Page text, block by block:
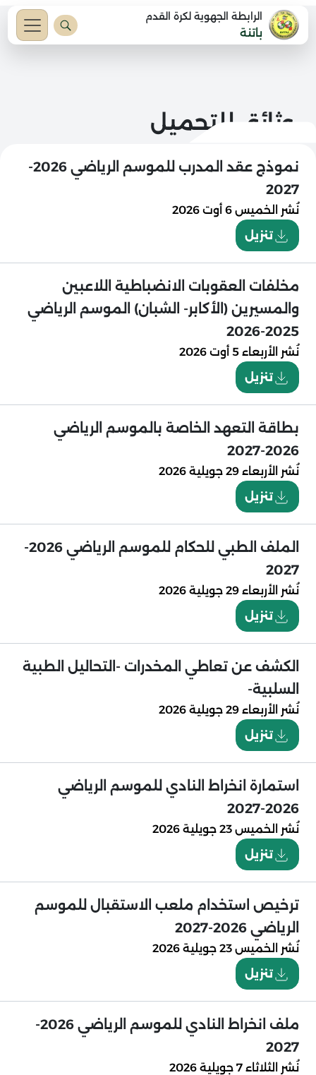
الرابطة الجهوية لكرة القدم
باتنة
وثائق للتحميل
نموذج عقد المدرب للموسم الرياضي 2026-
2027
نُشر
الخميس 6 أوت 2026
تنزيل
مخلفات العقوبات الانضباطية اللاعبين
والمسيرين (الأكابر- الشبان) الموسم الرياضي
2025-2026
نُشر الأربعاء 5 أوت 2026
تنزيل
بطاقة التعهد الخاصة بالموسم الرياضي
2026-2027
نُشر الأربعاء 29 جويلية 2026
تنزيل
الملف الطبي للحكام للموسم الرياضي 2026-
2027
نُشر الأربعاء 29 جويلية 2026
تنزيل
الكشف عن تعاطي المخدرات -التحاليل الطبية
السلبية-
نُشر الأربعاء 29 جويلية 2026
تنزيل
استمارة انخراط النادي للموسم الرياضي
2026-2027
نُشر
الخميس 23 جويلية 2026
تنزيل
ترخيص استخدام ملعب الاستقبال للموسم
الرياضي 2026-2027
نُشر
الخميس 23 جويلية 2026
تنزيل
ملف انخراط النادي للموسم الرياضي 2026-
2027
نُشر
الثلاثاء 7 جويلية 2026